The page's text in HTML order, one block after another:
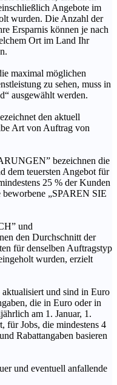
Angebote im
wurden. Die Anzahl der
Ersparnis können je nach
Ort im Land Ihr
maximal möglichen
zu sehen, muss in
ausgewählt werden.
den aktuell
Art von Auftrag von
bezeichnen die
dem teuersten Angebot für
25 % der Kunden
„SPAREN SIE
und
den Durchschnitt der
für denselben Auftragstyp
wurden, erzielt
und sind in Euro
die in Euro oder in
am 1. Januar, 1.
für Jobs, die mindestens 4
Rabattangaben basieren
und eventuell anfallende